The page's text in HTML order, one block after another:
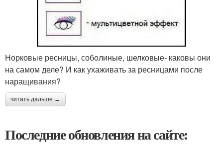
Норковые ресницы, соболиные, шелковые- каковы они
на самом деле? И как ухаживать за ресницами после
наращивания?
читать дальше →
Последние обновления на сайте: